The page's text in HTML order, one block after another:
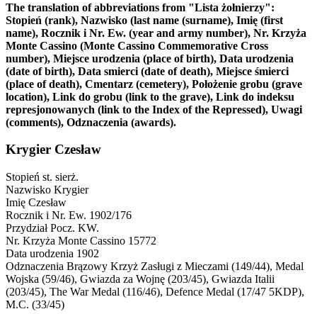
The translation of abbreviations from "Lista żołnierzy":
Stopień (rank), Nazwisko (last name (surname), Imię (first
name), Rocznik i Nr. Ew. (year and army number), Nr. Krzyża
Monte Cassino (Monte Cassino Commemorative Cross
number), Miejsce urodzenia (place of birth), Data urodzenia
(date of birth), Data smierci (date of death), Miejsce śmierci
(place of death), Cmentarz (cemetery), Położenie grobu (grave
location), Link do grobu (link to the grave), Link do indeksu
represjonowanych (link to the Index of the Repressed), Uwagi
(comments), Odznaczenia (awards).
Krygier Czesław
Stopień st. sierż.
Nazwisko Krygier
Imię Czesław
Rocznik i Nr. Ew. 1902/176
Przydział Pocz. KW.
Nr. Krzyża Monte Cassino 15772
Data urodzenia 1902
Odznaczenia Brązowy Krzyż Zasługi z Mieczami (149/44), Medal
Wojska (59/46), Gwiazda za Wojnę (203/45), Gwiazda Italii
(203/45), The War Medal (116/46), Defence Medal (17/47 5KDP),
M.C. (33/45)